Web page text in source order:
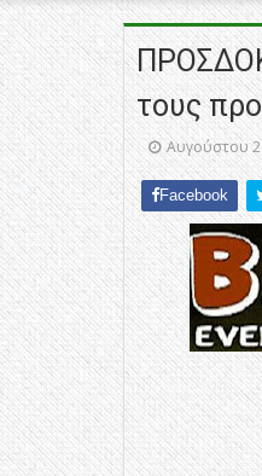
τους
Αυγούστου
Facebook